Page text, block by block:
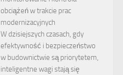
obciążeń w trakcie prac
modernizacyjnych
W dzisiejszych czasach, gdy
efektywność i bezpieczeństwo
w budownictwie są priorytetem,
inteligentne wagi stają się